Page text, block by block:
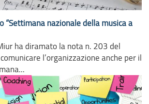
“Settimana nazionale della musica a
ha diramato la nota n. 203 del
l’organizzazione anche per il